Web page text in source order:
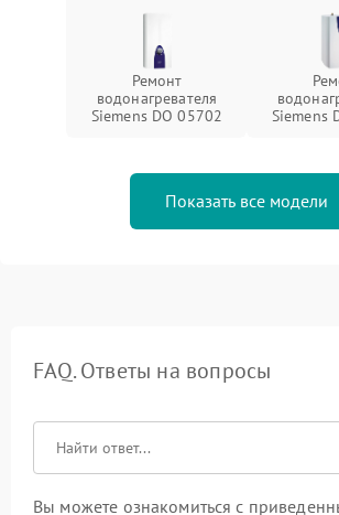
Ремонт
водонагревателя
Siemens DO 05702
Siemens
Показать все модели
FAQ. Ответы на вопросы
Вы можете ознакомиться с